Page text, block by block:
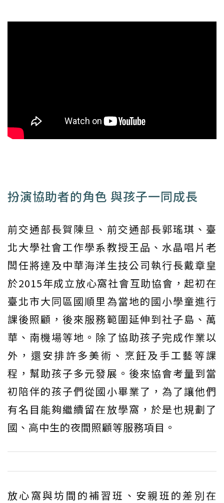
扮演協助者的角色 與孩子一同成長
前交通部長賀陳旦、前交通部長郭瑤琪、臺
北大學社會工作學系教授王品、水晶唱片老
闆任將達及中華海洋生技公司執行長戴章皇
於2015年成立放心窩社會互助協會，起初在
臺北市大同區國順里為當地的國小學童進行
課後照顧，後來服務範圍延伸到社子島、萬
華、南機場等地。除了協助孩子完成作業以
外，還安排許多美術、烹飪及手工藝等課
程，幫助孩子多元發展。後來協會考量到當
初陪伴的孩子們從國小畢業了，為了讓他們
有名目能夠繼續留在放學窩，於是也規劃了
國、高中生的夜間照顧等服務項目。
放心窩與坊間的補習班、安親班的差別在